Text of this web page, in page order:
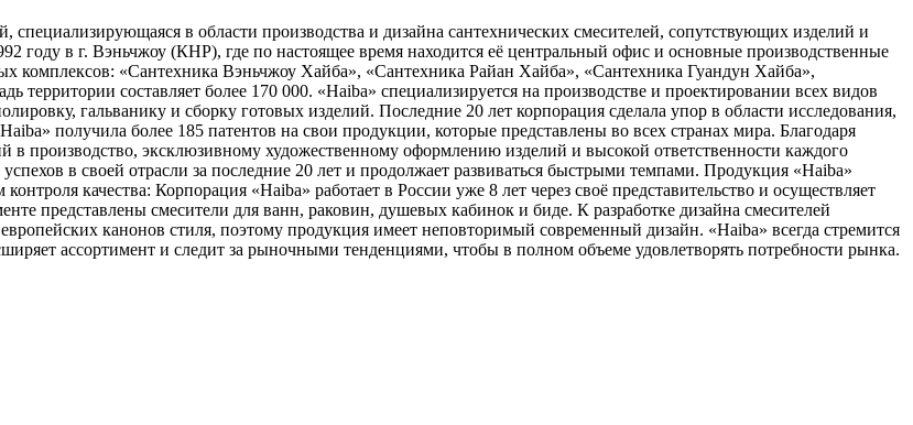
в области производства и дизайна сантехнических смесителей, сопутствующих изделий и
году в г. Вэньчжоу (КНР), где по настоящее время находится её центральный офис и основные производственные
комплексов: «Сантехника Вэньчжоу Хайба», «Сантехника Райан Хайба», «Сантехника Гуандун Хайба»,
составляет более 170 000. «Haiba» специализируется на производстве и проектировании всех видов
гальванику и сборку готовых изделий. Последние 20 лет корпорация сделала упор в области исследования,
получила более 185 патентов на свои продукции, которые представлены во всех странах мира. Благодаря
производство, эксклюзивному художественному оформлению изделий и высокой ответственности каждого
в своей отрасли за последние 20 лет и продолжает развиваться быстрыми темпами. Продукция «Haiba»
качества: Корпорация «Haiba» работает в России уже 8 лет через своё представительство и осуществляет
представлены смесители для ванн, раковин, душевых кабинок и биде. К разработке дизайна смесителей
канонов стиля, поэтому продукция имеет неповторимый современный дизайн. «Haiba» всегда стремится
ассортимент и следит за рыночными тенденциями, чтобы в полном объеме удовлетворять потребности рынка.